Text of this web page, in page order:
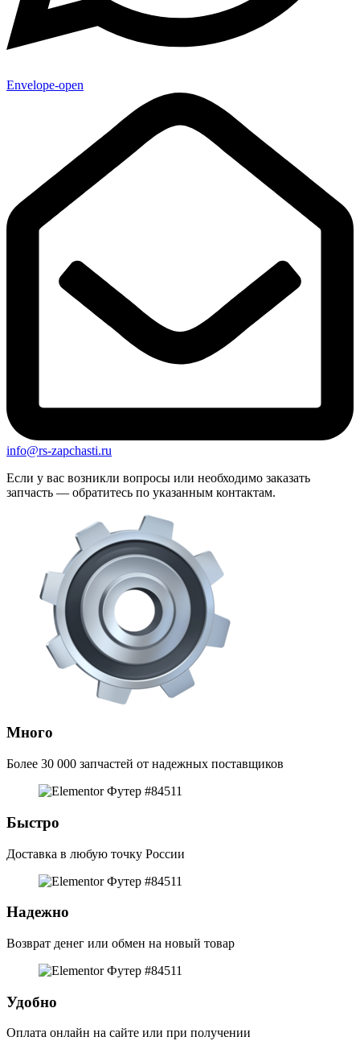
Envelope-open
info@rs-zapchasti.ru
Если у вас возникли вопросы или необходимо заказать
запчасть — обратитесь по указанным контактам.
Много
Более 30 000 запчастей от надежных поставщиков
Быстро
Доставка в любую точку России
Надежно
Возврат денег или обмен на новый товар
Удобно
Оплата онлайн на сайте или при получении